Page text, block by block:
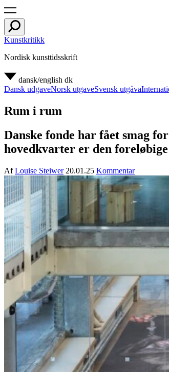
Kunstkritikk
Nordisk kunsttidsskrift
dansk/english dk
Dansk udgaveNorsk utgaveSvensk utgåva
Rum i rum
Danske fonde har fået smag
hovedkvarter er den
AfLouise Steiwer 20.01.25 Kommentar